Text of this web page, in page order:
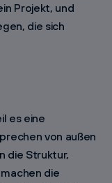
Projekt, und
die sich
es eine
von außen
die Struktur,
die